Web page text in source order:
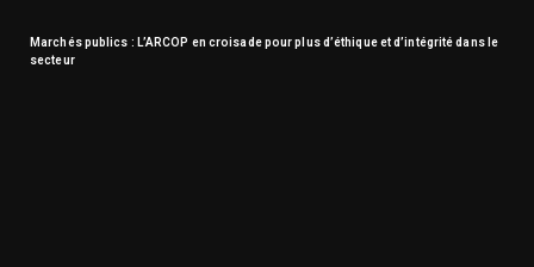
Marchés publics : L’ARCOP en croisade pour plus d’éthique et d’intégrité dans le
secteur